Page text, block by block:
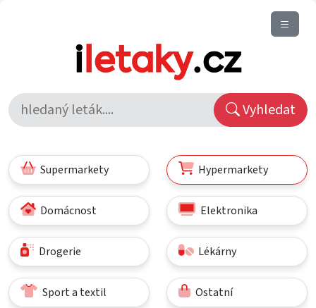
Vyhledat
Supermarkety Hypermarkety
Domácnost Elektronika
Drogerie Lékárny
Sport a textil Ostatní